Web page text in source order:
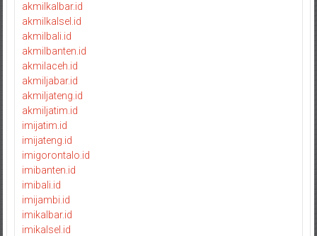
akmilkalbar.id
akmilkalsel.id
akmilbali.id
akmilbanten.id
akmilaceh.id
akmiljabar.id
akmiljateng.id
akmiljatim.id
imijatim.id
imijateng.id
imigorontalo.id
imibanten.id
imibali.id
imijambi.id
imikalbar.id
imikalsel.id